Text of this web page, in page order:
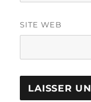
SITE WEB